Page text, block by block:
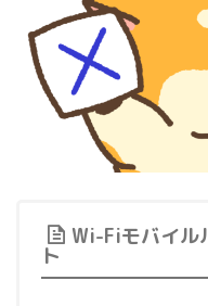
Wi-Fiモバイル
ト